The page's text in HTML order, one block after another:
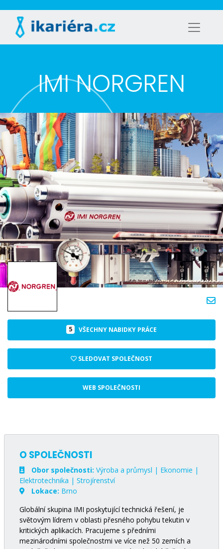
IMI NORGREN
5 VŠECHNY NABIDKY PRÁCE
SLEDOVAT SPOLEČNOST
WEB SPOLEČNOSTI
O SPOLEČNOSTI
Obor společnosti: Výroba a průmysl | Ekonomie |
Elektrotechnika | Strojírenství
Lokace: Brno
Globální skupina IMI poskytující technická řešení, je
světovým lídrem v oblasti přesného pohybu tekutin v
kritických aplikacích. Pracujeme s předními
mezinárodními společnostmi ve více než 50 zemích a